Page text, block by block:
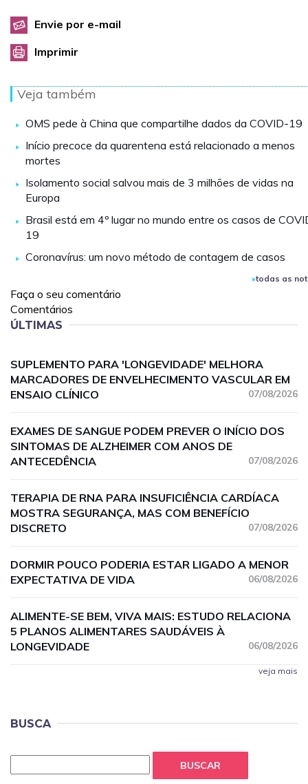
Envie por e-mail
Imprimir
Veja também
OMS pede à China que compartilhe dados da COVID-19
Início precoce da quarentena está relacionado a menos
mortes
Isolamento social salvou mais de 3 milhões de vidas na
Europa
Brasil está em 4º lugar no mundo entre os casos de
19
Coronavírus: um novo método de contagem de casos
todas as
Faça o seu comentário
Comentários
ÚLTIMAS
SUPLEMENTO PARA 'LONGEVIDADE' MELHORA
MARCADORES DE ENVELHECIMENTO VASCULAR EM
ENSAIO CLÍNICO
07/08/2026
EXAMES DE SANGUE PODEM PREVER O INÍCIO DOS
SINTOMAS DE ALZHEIMER COM ANOS DE
ANTECEDÊNCIA
07/08/2026
TERAPIA DE RNA PARA INSUFICIÊNCIA CARDÍACA
MOSTRA SEGURANÇA, MAS COM BENEFÍCIO
DISCRETO
07/08/2026
DORMIR POUCO PODERIA ESTAR LIGADO A MENOR
EXPECTATIVA DE VIDA
06/08/2026
ALIMENTE-SE BEM, VIVA MAIS: ESTUDO RELACIONA
5 PLANOS ALIMENTARES SAUDÁVEIS À
LONGEVIDADE
06/08/2026
veja mais
BUSCA
BUSCAR